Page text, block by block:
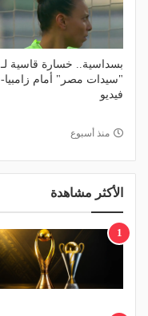
بسداسية.. خسارة قاسية لـ
"سيدات مصر" أمام زامبيا-
فيديو
منذ أسبوع
الأكثر مشاهدة
1